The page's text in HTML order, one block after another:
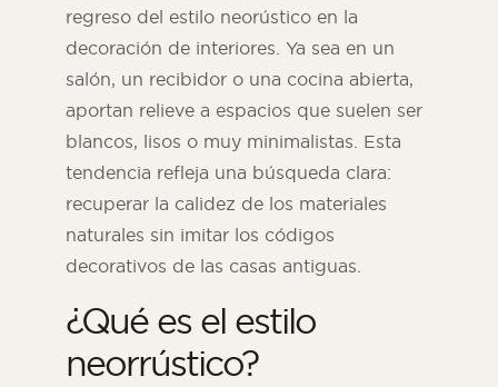
Revista ORSOL
Inspírese descubriendo la estética y las
texturas de ORSOL.
regreso del estilo neorústico en la
decoración de interiores. Ya sea en un
salón, un recibidor o una cocina abierta,
aportan relieve a espacios que suelen ser
blancos, lisos o muy minimalistas. Esta
tendencia refleja una búsqueda clara:
recuperar la calidez de los materiales
naturales sin imitar los códigos
decorativos de las casas antiguas.
¿Qué es el estilo
neorrústico?